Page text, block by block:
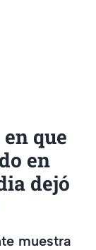
que
en
dejó
muestra